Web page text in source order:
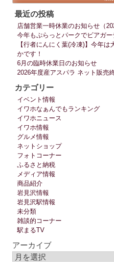
シ
ョ
最近の投稿
店舗営業一時休業のお知らせ（
今年もぷらっとパークでビアガ
【行者にんにく葉(冷凍)】今年
かです！
6月の臨時休業日のお知らせ
2026年度産アスパラ ネット販売
カテゴリー
イベント情報
イワホなぁんでもランキング
イワホニュース
イワホ情報
グルメ情報
ネットショップ
フォトコーナー
ふるさと納税
メディア情報
商品紹介
岩見沢情報
岩見沢駅情報
未分類
雑談的コーナー
駅まるTV
アーカイブ